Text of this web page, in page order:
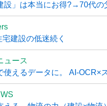
設」は本当にお得?→70代の
建設の低迷続く
ュース
えるデータに。 AI-OCR×